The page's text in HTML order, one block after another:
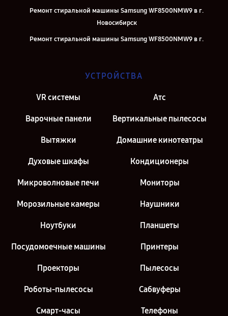
Ремонт стиральной машины Samsung WF8500NMW9 в г.
Новосибирск
Ремонт стиральной машины Samsung WF8500NMW9 в г.
Екатеринбург
Ремонт стиральной машины Samsung WF8500NMW9 в г. Казань
Петербург
УСТРОЙСТВА
VR системы Атс
Варочные панели Вертикальные пылесосы
Вытяжки Домашние кинотеатры
Духовые шкафы Кондиционеры
Микроволновые печи Мониторы
Морозильные камеры Наушники
Ноутбуки Планшеты
Посудомоечные машины Принтеры
Проекторы Пылесосы
Роботы-пылесосы Сабвуферы
Смарт-часы Телефоны